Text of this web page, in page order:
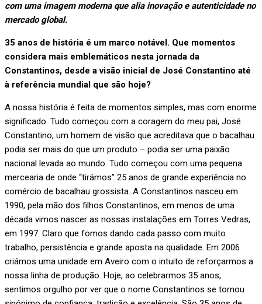
com uma imagem moderna que alia inovação e autenticidade no
mercado global.
35 anos de história é um marco notável. Que momentos
considera mais emblemáticos nesta jornada da
Constantinos, desde a visão inicial de José Constantino até
à referência mundial que são hoje?
A nossa história é feita de momentos simples, mas com enorme
significado. Tudo começou com a coragem do meu pai, José
Constantino, um homem de visão que acreditava que o bacalhau
podia ser mais do que um produto – podia ser uma paixão
nacional levada ao mundo. Tudo começou com uma pequena
mercearia de onde “tirámos” 25 anos de grande experiência no
comércio de bacalhau grossista. A Constantinos nasceu em
1990, pela mão dos filhos Constantinos, em menos de uma
década vimos nascer as nossas instalações em Torres Vedras,
em 1997. Claro que fomos dando cada passo com muito
trabalho, persistência e grande aposta na qualidade. Em 2006
criámos uma unidade em Aveiro com o intuito de reforçarmos a
nossa linha de produção. Hoje, ao celebrarmos 35 anos,
sentimos orgulho por ver que o nome Constantinos se tornou